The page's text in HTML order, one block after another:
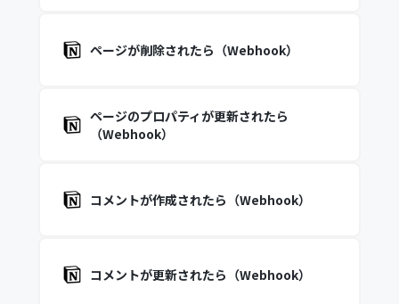
ページが削除されたら（Webhook）
ページのプロパティが更新されたら
（Webhook）
コメントが作成されたら（Webhook）
コメントが更新されたら（Webhook）